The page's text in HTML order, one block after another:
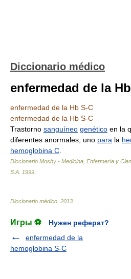
Diccionario médico
enfermedad de la
enfermedad de la Hb S-C
enfermedad de la Hb S-C
Trastorno sanguíneo genético en la
diferentes anormales, uno para la
hemoglobina C
Diccionario Mosby - Medicina, Enfermería y
S.A 1999
Diccionario médico 2013
Игры ⚽
Нужен реферат?
enfermedad de la
hemoglobina S-C